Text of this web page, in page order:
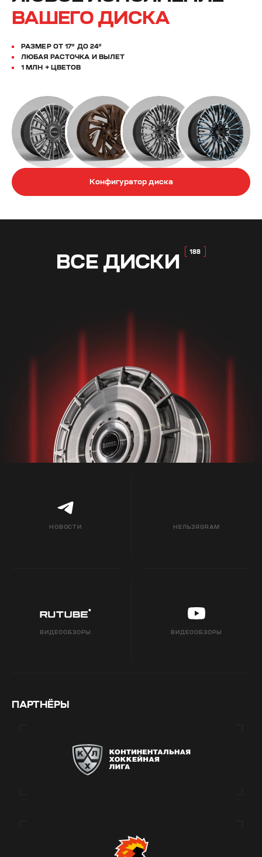
ВАШЕГО ДИСКА
РАЗМЕР ОТ 17” ДО 24”
ЛЮБАЯ РАСТОЧКА И ВЫЛЕТ
1 МЛН + ЦВЕТОВ
Конфигуратор диска
ВСЕ ДИСКИ
НОВОСТИ НЕЛЬЗЯGRAM
ВИДЕООБЗОРЫ ВИДЕООБЗОРЫ
ПАРТНЁРЫ